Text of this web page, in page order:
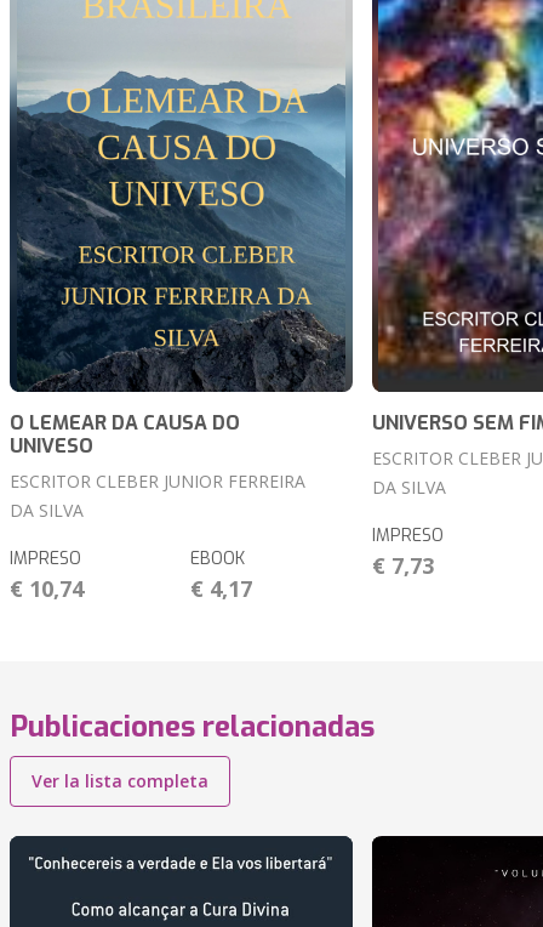
O LEMEAR DA CAUSA DO
UNIVESO
ESCRITOR CLEBER JUNIOR FERREIRA
DA SILVA
IMPRESO
€ 10,74
EBOOK
€ 4,17
UNIVERSO SEM
ESCRITOR CLEBER
DA SILVA
IMPRESO
€ 7,73
Publicaciones relacionadas
Ver la lista completa